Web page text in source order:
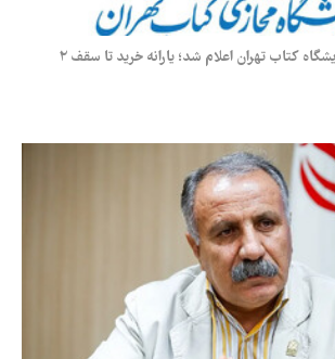
جزئیات تخفیف‌های نمایشگاه کتاب تهران اعلام شد؛ یارانه خرید تا سقف ۲